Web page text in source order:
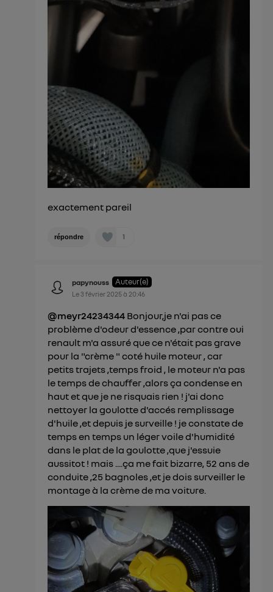
exactement pareil
répondre 1
papynouss Auteur(e)
Le 3 février 2025à 20:46
@meyr24234344 Bonjour,je n'ai pas ce
problème d'odeur d'essence ,par contre oui
renault m'a assuré que ce n'était pas grave
pour la "crème " coté huile moteur , car
petits trajets ,temps froid , le moteur n'a pas
le temps de chauffer ,alors ça condense en
haut et que je ne risquais rien ! j'ai donc
nettoyer la goulotte d'accés remplissage
d'huile ,et depuis je surveille ! je constate de
temps en temps un léger voile d'humidité
dans le plat de la goulotte ,que j'essuie
aussitot ! mais ....ça me fait bizarre, 52 ans de
conduite ,25 bagnoles ,et je dois surveiller le
montage à la crème de ma voiture.